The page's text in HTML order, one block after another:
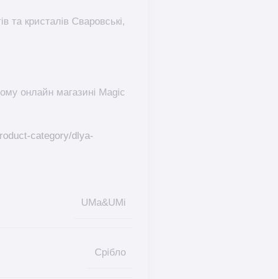
та кристалів Сваровські,
онлайн магазині Magic
category/dlya-
UMa&UMi
Срібло